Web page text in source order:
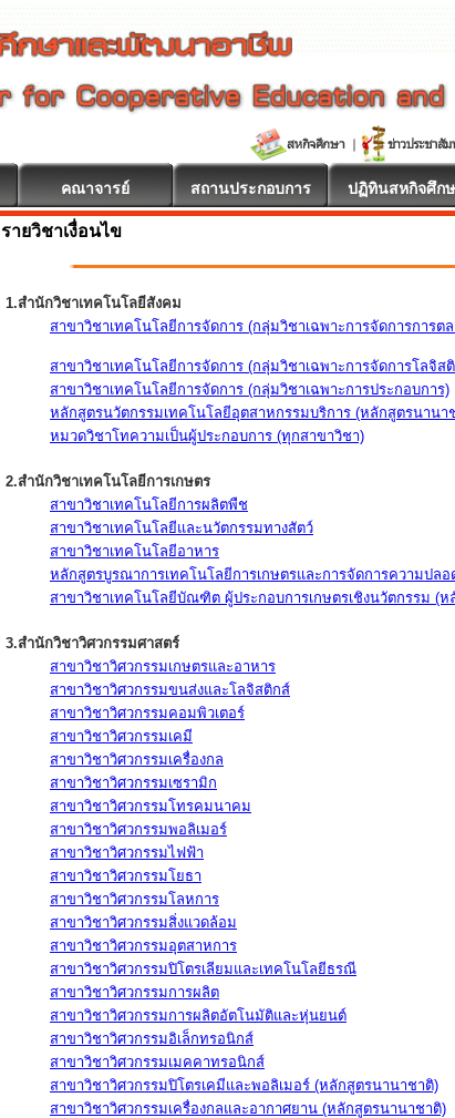
คณาจารย์ สถานประกอบการ ปฏิทินสหกิจศึก
รายวิชาเงื่อนไข
1.สำนักวิชาเทคโนโลยีสังคม
สาขาวิชาเทคโนโลยีการจัดการ (กลุ่มวิชาเฉพาะการจัดการการต
สาขาวิชาเทคโนโลยีการจัดการ (กลุ่มวิชาเฉพาะการจัดการโลจิส
สาขาวิชาเทคโนโลยีการจัดการ (กลุ่มวิชาเฉพาะการประกอบการ)
หลักสูตรนวัตกรรมเทคโนโลยีอุตสาหกรรมบริการ (หลักสูตรนานา
หมวดวิชาโทความเป็นผู้ประกอบการ (ทุกสาขาวิชา)
2.สำนักวิชาเทคโนโลยีการเกษตร
สาขาวิชาเทคโนโลยีการผลิตพืช
สาขาวิชาเทคโนโลยีและนวัตกรรมทางสัตว์
สาขาวิชาเทคโนโลยีอาหาร
หลักสูตรบูรณาการเทคโนโลยีการเกษตรและการจัดการความปล
สาขาวิชาเทคโนโลยีบัณฑิต ผู้ประกอบการเกษตรเชิงนวัตกรรม (
3.สำนักวิชาวิศวกรรมศาสตร์
สาขาวิชาวิศวกรรมเกษตรและอาหาร
สาขาวิชาวิศวกรรมขนส่งและโลจิสติกส์
สาขาวิชาวิศวกรรมคอมพิวเตอร์
สาขาวิชาวิศวกรรมเคมี
สาขาวิชาวิศวกรรมเครื่องกล
สาขาวิชาวิศวกรรมเซรามิก
สาขาวิชาวิศวกรรมโทรคมนาคม
สาขาวิชาวิศวกรรมพอลิเมอร์
สาขาวิชาวิศวกรรมไฟฟ้า
สาขาวิชาวิศวกรรมโยธา
สาขาวิชาวิศวกรรมโลหการ
สาขาวิชาวิศวกรรมสิ่งแวดล้อม
สาขาวิชาวิศวกรรมอุตสาหการ
สาขาวิชาวิศวกรรมปิโตรเลียมและเทคโนโลยีธรณี
สาขาวิชาวิศวกรรมการผลิต
สาขาวิชาวิศวกรรมการผลิตอัตโนมัติและหุ่นยนต์
สาขาวิชาวิศวกรรมอิเล็กทรอนิกส์
สาขาวิชาวิศวกรรมเมคคาทรอนิกส์
สาขาวิชาวิศวกรรมปิโตรเคมีและพอลิเมอร์ (หลักสูตรนานาชาติ)
สาขาวิชาวิศวกรรมเครื่องกลและอากาศยาน (หลักสูตรนานาชาติ)